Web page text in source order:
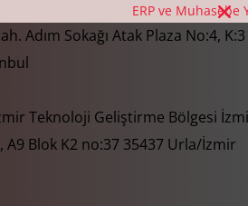
Adım Sokağı Atak Plaza No:4,
Teknoloji Geliştirme Bölgesi
Blok K2 no:37 35437 Urla/İzmir